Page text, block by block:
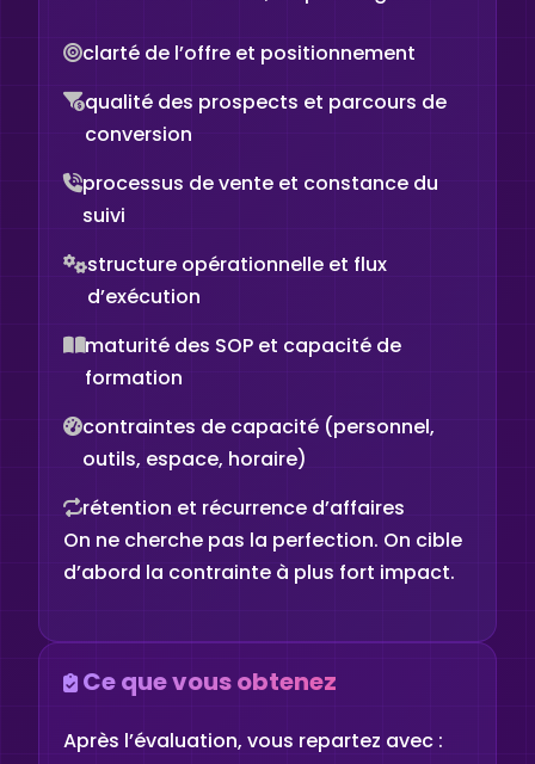
clarté de l’offre et positionnement
qualité des prospects et parcours de
conversion
processus de vente et constance du
suivi
structure opérationnelle et flux
d’exécution
maturité des SOP et capacité de
formation
contraintes de capacité (personnel,
outils, espace, horaire)
rétention et récurrence d’affaires
On ne cherche pas la perfection. On cible
d’abord la contrainte à plus fort impact.
Ce que vous obtenez
Après l’évaluation, vous repartez avec :